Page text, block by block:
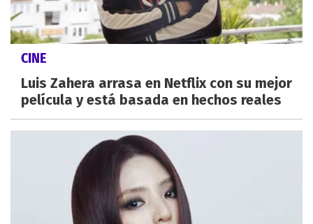
CINE
Luis Zahera arrasa en Netflix con su mejor
película y está basada en hechos reales